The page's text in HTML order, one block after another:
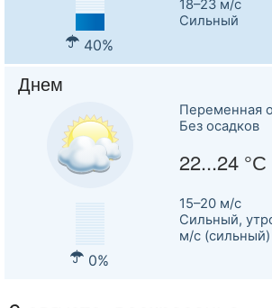
40%
18–23 м/c
Сильный
Днем
0%
Переменная
Без осадков
22...24 °С
15–20 м/c
Сильный,
м/с (сильный)